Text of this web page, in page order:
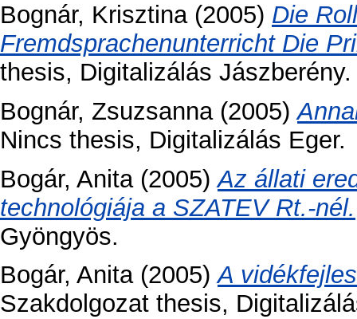
Bognár, Krisztina(2005) Die
Fremdsprachenunterricht Die
thesis, Digitalizálás Jászberény.
Bognár, Zsuzsanna(2005)
Nincs thesis, Digitalizálás Eger.
Bogár, Anita(2005)Az állati
technológiája a SZATEV Rt.-nél.
Gyöngyös.
Bogár, Anita(2005)A
Szakdolgozat thesis,